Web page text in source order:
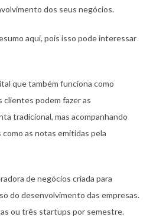
dos seus negócios.
aqui, pois isso pode interessar
que também funciona como
clientes podem fazer as
tradicional, mas acompanhando
as notas emitidas pela
de negócios criada para
do desenvolvimento das empresas.
ou três startups por semestre.